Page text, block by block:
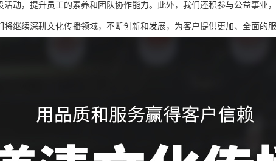
活动，提升员工的素养和团队协作能力。此外，我们还积参与公益事业
继续深耕文化传播领域，不断创新和发展，为客户提供更加、全面的服